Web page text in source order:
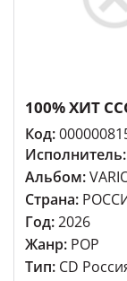
100% ХИТ
Код:
Исполнитель:
Альбом:
Страна:
Год:2026
Жанр: POP
Тип: CD